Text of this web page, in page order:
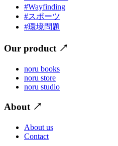
#Wayfinding
#スポーツ
#環境問題
Our product ↗
noru books
noru store
noru studio
About ↗
About us
Contact